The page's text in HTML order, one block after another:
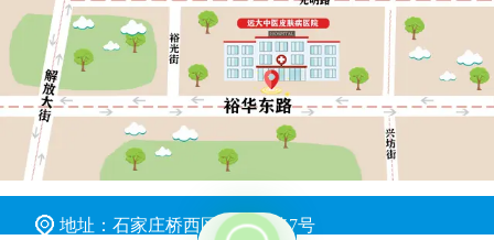
地址：石家庄桥西区裕华东路7号
不方便沟通的话，可以留下您的联系方式，稍后联系您